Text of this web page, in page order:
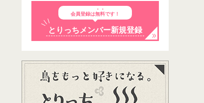
会員登録は無料です！
とりっちメンバー新規登録